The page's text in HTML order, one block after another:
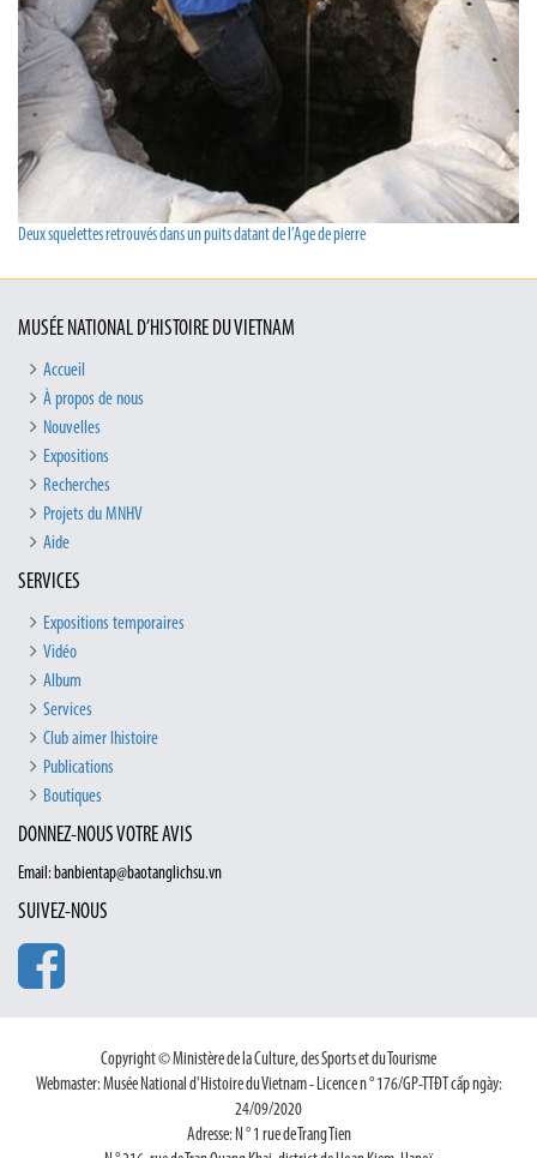
Deux squelettes retrouvés dans un puits datant de l’Age de pierre
MUSÉE NATIONAL D’HISTOIRE DU VIETNAM
Accueil
À propos de nous
Nouvelles
Expositions
Recherches
Projets du MNHV
Aide
SERVICES
Expositions temporaires
Vidéo
Album
Services
Club aimer lhistoire
Publications
Boutiques
DONNEZ-NOUS VOTRE AVIS
Email: banbientap@baotanglichsu.vn
SUIVEZ-NOUS
Copyright © Ministère de la Culture, des Sports et du Tourisme
Webmaster: Musée National d'Histoire du Vietnam - Licence n ° 176/GP-TTĐT cấp ngày:
24/09/2020
Adresse: N ° 1 rue de Trang Tien